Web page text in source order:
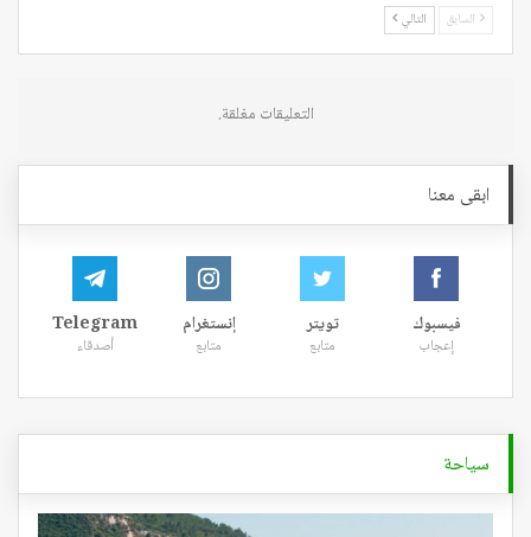
السابق التالي
التعليقات مغلقة.
ابقى معنا
فيسبوك
إعجاب
تويتر
متابع
إنستغرام
متابع
Telegram
أصدقاء
سياحة